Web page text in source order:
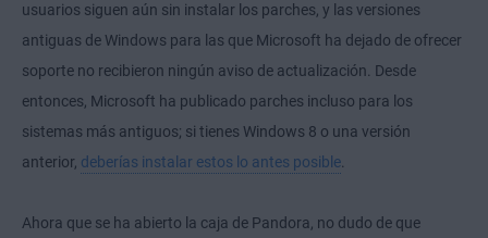
usuarios siguen aún sin instalar los parches, y las versiones
antiguas de Windows para las que Microsoft ha dejado de ofrecer
soporte no recibieron ningún aviso de actualización. Desde
entonces, Microsoft ha publicado parches incluso para los
sistemas más antiguos; si tienes Windows 8 o una versión
anterior, deberías instalar estos lo antes posible.
Ahora que se ha abierto la caja de Pandora, no dudo de que